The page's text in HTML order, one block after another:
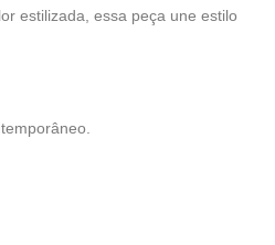
estilizada, essa peça une estilo